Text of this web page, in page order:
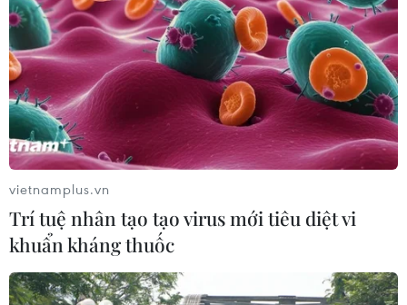
vietnamplus.vn
Trí tuệ nhân tạo tạo virus mới tiêu diệt vi
khuẩn kháng thuốc